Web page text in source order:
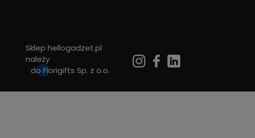
Sklep hellogadzet.pl
należy
do Fiorigifts Sp. z o.o.